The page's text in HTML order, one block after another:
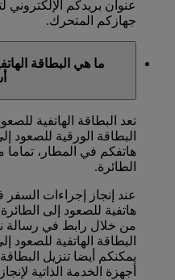
عنوان بريدكم الإلكتروني
جهازكم المتحرك.
ما هي البطاقة
تعد البطاقة الهاتفية
البطاقة الورقية للصعود
هاتفكم في المطار، تماما
الطائرة.
عند إنجاز إجراءات
هاتفية للصعود إلى
من خلال رابط في رسالة
البطاقة الهاتفية للصعود
يمكنكم أيضا تنزيل
أجهزة الخدمة الذاتية